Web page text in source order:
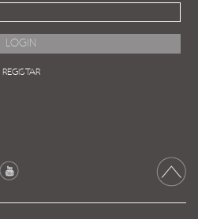
REGISTAR